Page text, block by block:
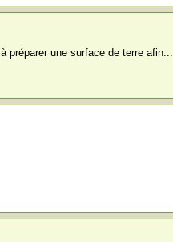
préparer une surface de terre afin...